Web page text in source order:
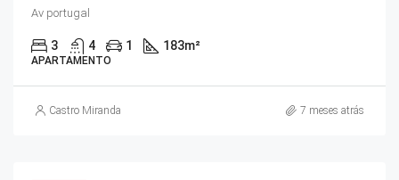
Av portugal
3 4 1 183m²
APARTAMENTO
Castro Miranda 7 meses atrás